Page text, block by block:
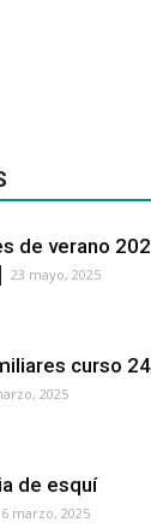
de verano
23 mayo, 2025
curso
2025
de esquí
6 marzo, 2025